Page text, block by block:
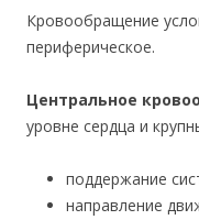
Кровообращение
периферическое.
Центральное
уровне сердца и
поддержание
направление